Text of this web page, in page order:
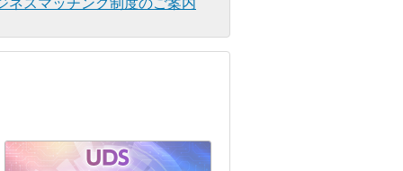
ネスマッチング制度のご案内